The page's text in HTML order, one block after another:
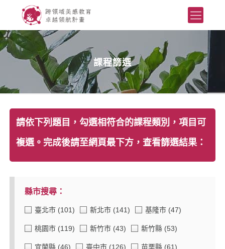
課程篩選
請依下列題目，勾選相符合的課程類別，項目可
複選。完成後請至網頁最下方，查看篩選結果：
縣市搜尋：
臺北市 (101) 新北市 (141) 基隆市 (47)
桃園市 (119) 新竹市 (43) 新竹縣 (53)
宜蘭縣 (46) 臺中市 (126) 苗栗縣 (61)